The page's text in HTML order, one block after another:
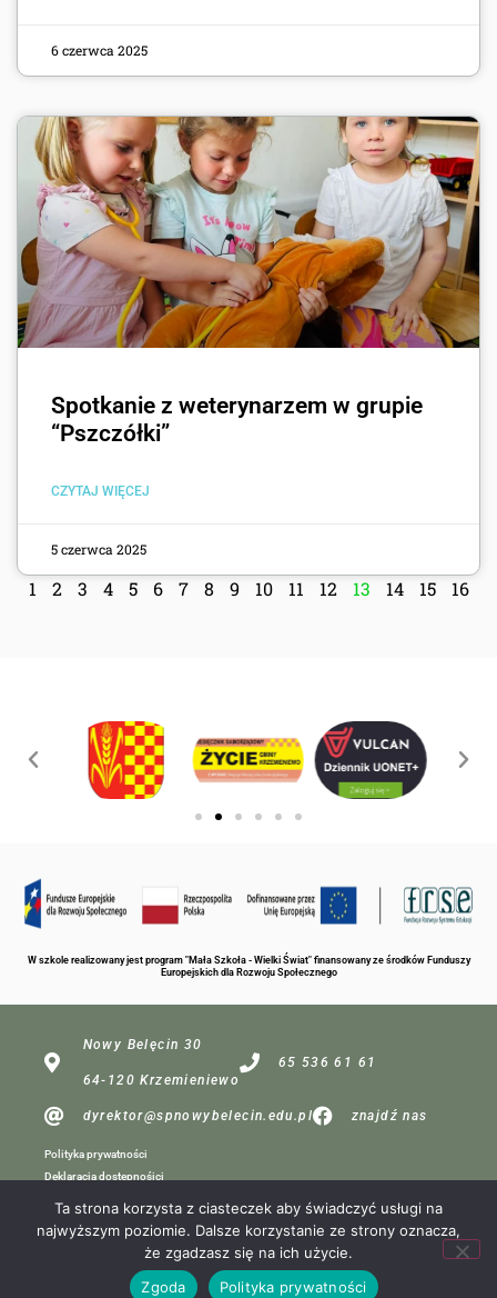
6 czerwca 2025
Spotkanie z weterynarzem w grupie
“Pszczółki”
CZYTAJ WIĘCEJ
5 czerwca 2025
1 2 3 4 5 6 7 8 9 10 11 12 13 14 15 16
W szkole realizowany jest program "Mała Szkoła - Wielki Świat" finansowany ze środków Funduszy
Europejskich dla Rozwoju Społecznego
Nowy Belęcin 30
64-120 Krzemieniewo
65 536 61 61
dyrektor@spnowybelecin.edu.pl znajdź nas
Polityka prywatności
Deklaracja dostępnośici
dla redakcji
MP Komputery
Ta strona korzysta z ciasteczek aby świadczyć usługi na
najwyższym poziomie. Dalsze korzystanie ze strony oznacza,
że zgadzasz się na ich użycie.
Zgoda
Polityka prywatności